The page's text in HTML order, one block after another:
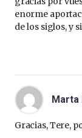
enorme
de los siglos, y
Marta
Gracias, Tere,